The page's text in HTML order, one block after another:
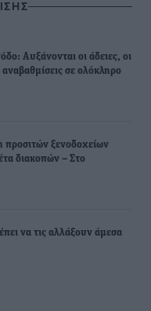
Αυξάνονται οι άδειες, οι
αναβαθμίσεις σε ολόκληρο
προσιτών ξενοδοχείων
διακοπών – Στο
να τις αλλάξουν άμεσα